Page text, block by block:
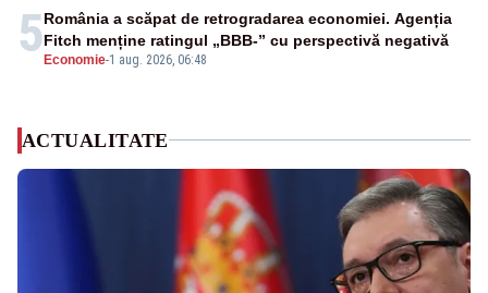
5Economie-1 aug. 2026, 06:48
România a scăpat de retrogradarea economiei. Agenția
Fitch menține ratingul „BBB-” cu perspectivă negativă
ACTUALITATE